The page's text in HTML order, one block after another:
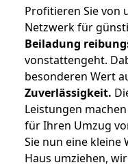
Profitieren Sie von
Netzwerk für
Beiladung
vonstattengeht.
besonderen Wert
Zuverlässigkeit.
Leistungen
für Ihren Umzug
Sie nun eine kleine
Haus umziehen,